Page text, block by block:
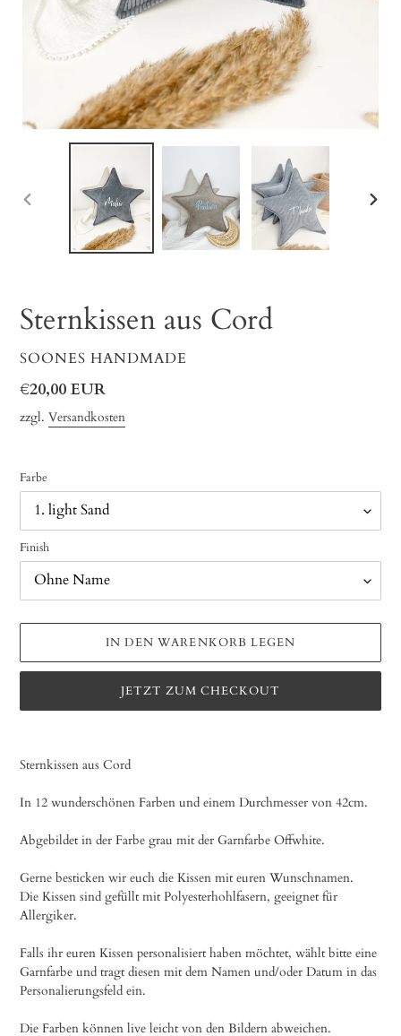
VORHERIGER
SCHIEBER
V
O
R
G
E
T
L
S
P
O
U
T
Sternkissen aus Cord
VERKÄUFER
SOONES HANDMADE
Normaler
Preis
€20,00 EUR
zzgl. Versandkosten
Farbe
Finish
IN DEN WARENKORB LEGEN
JETZT ZUM CHECKOUT
zum
Warenkorb
hinzugefügt
Sternkissen aus Cord
In 12 wunderschönen Farben und einem Durchmesser von 42cm.
Abgebildet in der Farbe grau mit der Garnfarbe Offwhite.
Gerne besticken wir euch die Kissen mit euren Wunschnamen.
Die Kissen sind gefüllt mit Polyesterhohlfasern, geeignet für
Allergiker.
Falls ihr euren Kissen personalisiert haben möchtet, wählt bitte eine
Garnfarbe und tragt diesen mit dem Namen und/oder Datum in das
Personalierungsfeld ein.
Die Farben können live leicht von den Bildern abweichen.